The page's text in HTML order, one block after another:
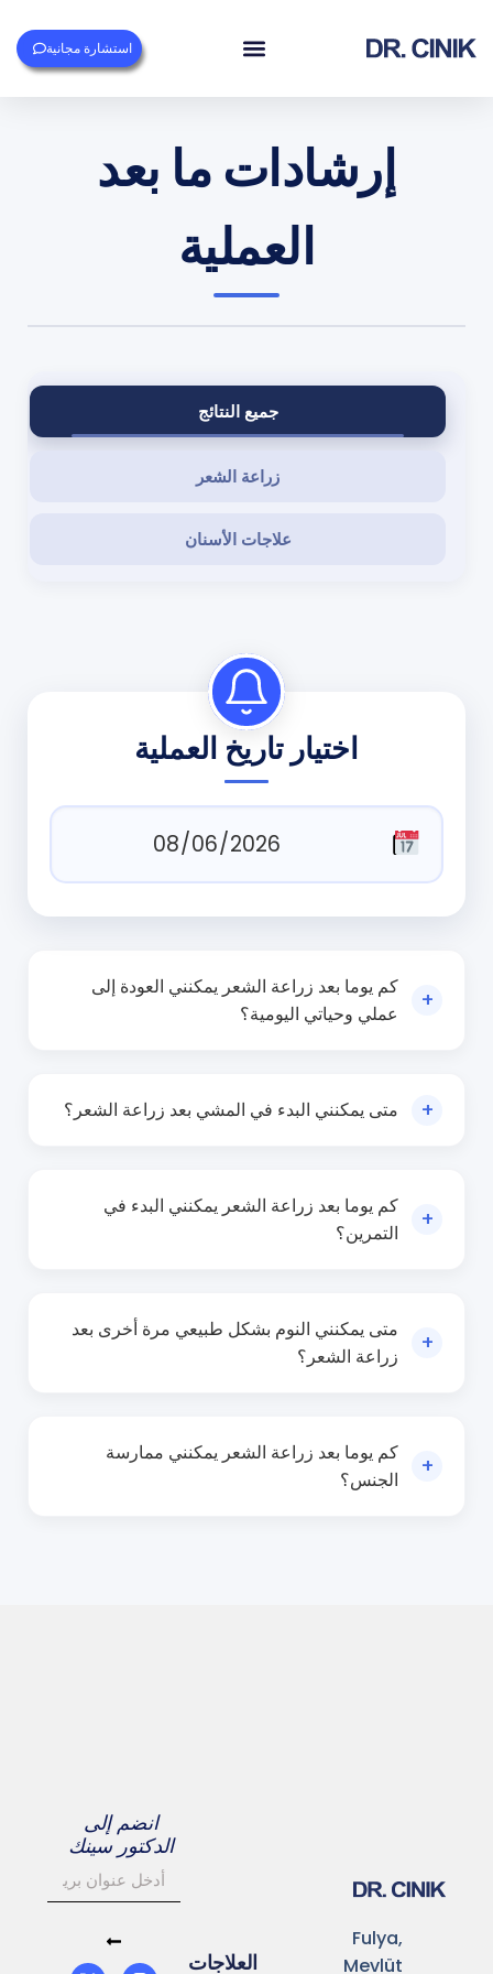
استشارة مجانية
إرشادات ما بعد
العملية
جميع النتائج
زراعة الشعر
علاجات الأسنان
اختيار تاريخ العملية
كم يوما بعد زراعة الشعر يمكنني العودة إلى
عملي وحياتي اليومية؟
+
الشعر. تحتاج إلى الراحة لمدة 3 أيام ، ثم يمكنك العودة
إلى العمل والحياة اليومية دون أي مشاكل.
متى يمكنني البدء في المشي بعد زراعة الشعر؟ +
للتسوق( بعد 7 أيام من زراعة الشعر. تأكد من أنك لن
تمشي لمسافات طويلة وحاول المشي في الداخل أو في
كم يوما بعد زراعة الشعر يمكنني البدء في
التمرين؟
+
)شهر واحد( من جراحة زراعة الشعر. على الرغم من أنه
يمكنك البدء في المشي بعد 7 أيام من زراعة الشعر ، إال
أن ممارسة الرياضات الثقيلة تحتاج إلى مزيد من الصبر.
Exercise from 20/08/2026
متى يمكنني النوم بشكل طبيعي مرة أخرى بعد
زراعة الشعر؟
+
استعادة الشعر. بعد 7 أيام ، يمكنك االستمرار في النوم
بشكل طبيعي
كم يوما بعد زراعة الشعر يمكنني ممارسة
الجنس؟
+
Fulya,
Mevlüt
العلاجات
انضم إلى
الدكتور سينك